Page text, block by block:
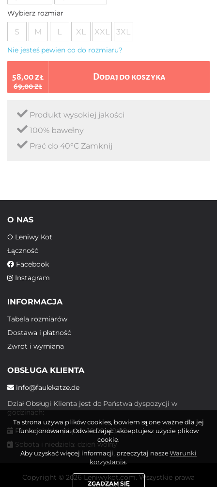
Wybierz rozmiar
S M L XL XXL 3XL
Nie jesteś pewien co do rozmiaru?
58,00 zł
69,00 zł
Dodaj do koszyka
Produkt wysokiej jakości
100% bawełny
Prać do 40°C Zamknij
O NAS
O Leniwy Kot
Łączność
Facebook
Instagram
INFORMACJA
Tabela rozmiarów
Dostawa i płatność
Zwrot i wymiana
OBSŁUGA KLIENTA
info@faulekatze.de
Dział Obsługi Klienta jest do Państwa dyspozycji w
godzinach:
Poniedziałek - piątek: 10:00 - 19:00
Sobota i niedziela: dzień wolny
Copyright © 2026 Leniwykot.com. Wszystkie prawa
Ta strona używa plików cookies, bowiem są one ważne dla jej
funkcjonowania. Odwiedzając, akceptujesz użycie plików
cookie.
Aby uzyskać więcej informacji, przeczytaj naszeWarunki
korzystania.
ZGADZAM SIĘ